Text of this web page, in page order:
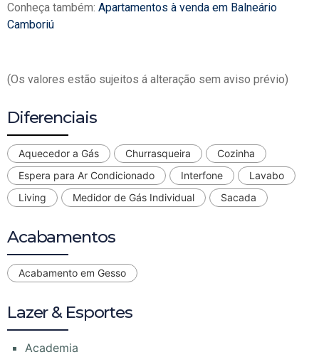
Conheça também: Apartamentos à venda em Balneário
Camboriú
(Os valores estão sujeitos á alteração sem aviso prévio)
Diferenciais
Aquecedor a Gás Churrasqueira
Cozinha
Espera para Ar Condicionado
Interfone
Lavabo
Living
Medidor de Gás Individual Sacada
Acabamentos
Acabamento em Gesso
Lazer & Esportes
Academia